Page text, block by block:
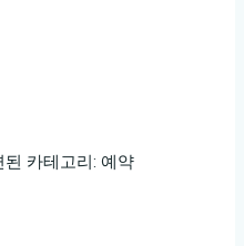
카테고리: 예약